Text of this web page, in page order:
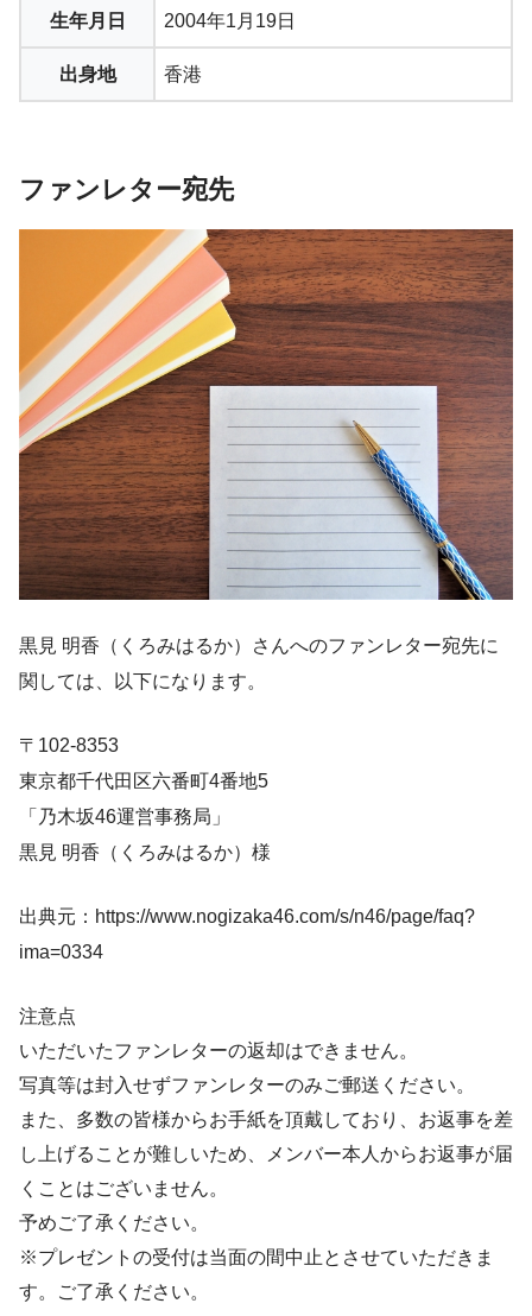
生年月日 2004年1月19日
出身地 香港
ファンレター宛先
黒見 明香（くろみはるか）さんへのファンレター宛先に
関しては、以下になります。
〒102-8353
東京都千代田区六番町4番地5
「乃木坂46運営事務局」
黒見 明香（くろみはるか）様
出典元：https://www.nogizaka46.com/s/n46/page/faq?
ima=0334
注意点
いただいたファンレターの返却はできません。
写真等は封入せずファンレターのみご郵送ください。
また、多数の皆様からお手紙を頂戴しており、お返事を差
し上げることが難しいため、メンバー本人からお返事が届
くことはございません。
予めご了承ください。
※プレゼントの受付は当面の間中止とさせていただきま
す。ご了承ください。